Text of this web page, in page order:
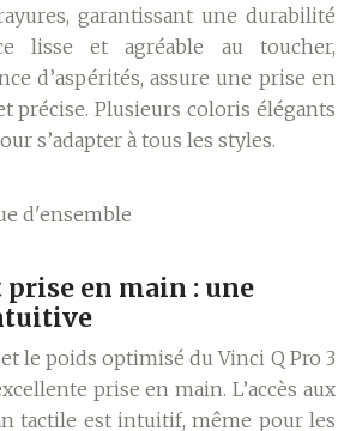
garantissant une durabilité
lisse et agréable au toucher,
d’aspérités, assure une prise en
précise. Plusieurs coloris élégants
s’adapter à tous les styles.
en main : une
le poids optimisé du Vinci Q Pro 3
prise en main. L’accès aux
tactile est intuitif, même pour les